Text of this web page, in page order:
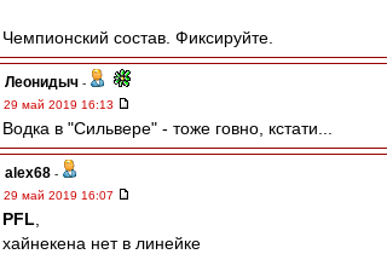
Чемпионский состав. Фиксируйте.
Леонидыч -
29 май 2019 16:13
Водка в "Сильвере" - тоже говно, кстати...
alex68 -
29 май 2019 16:07
PFL
хайнекена нет в линейке